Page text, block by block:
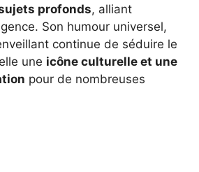
profonds, alliant
Son humour universel,
continue de séduire le
une icône culturelle et une
pour de nombreuses